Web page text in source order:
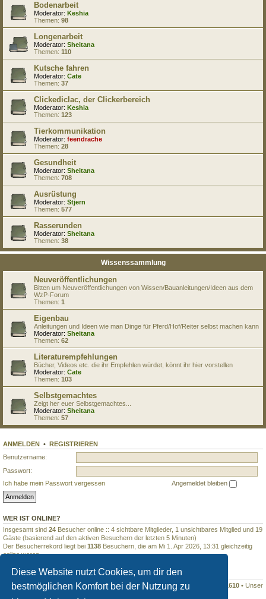
Diese Website nutzt Cookies, um dir den
bestmöglichen Komfort bei der Nutzung zu
Bodenarbeit
Moderator: Keshia
Themen: 98
Longenarbeit
Moderator: Sheitana
Themen: 110
Kutsche fahren
Moderator: Cate
Themen: 37
Clickediclac, der Clickerbereich
Moderator: Keshia
Themen: 123
Tierkommunikation
Moderator: feendrache
Themen: 28
Gesundheit
Moderator: Sheitana
Themen: 708
Ausrüstung
Moderator: Stjern
Themen: 577
Rasserunden
Moderator: Sheitana
Themen: 38
Wissenssammlung
Neuveröffentlichungen
Bitten um Neuveröffentlichungen von Wissen/Bauanleitungen/Ideen aus dem
WzP-Forum
Themen: 1
Eigenbau
Anleitungen und Ideen wie man Dinge für Pferd/Hof/Reiter selbst machen kann
Moderator: Sheitana
Themen: 62
Literaturempfehlungen
Bücher, Videos etc. die ihr Empfehlen würdet, könnt ihr hier vorstellen
Moderator: Cate
Themen: 103
Selbstgemachtes
Zeigt her euer Selbstgemachtes...
Moderator: Sheitana
Themen: 57
ANMELDEN • REGISTRIEREN
Benutzername:
Passwort:
Ich habe mein Passwort vergessen
Angemeldet bleiben
WER IST ONLINE?
Insgesamt sind 24 Besucher online :: 4 sichtbare Mitglieder, 1 unsichtbares Mitglied und 19
Gäste (basierend auf den aktiven Besuchern der letzten 5 Minuten)
Der Besucherrekord liegt bei 1138 Besuchern, die am Mi 1. Apr 2026, 13:31 gleichzeitig
online waren.
STATISTIK
Beiträge insgesamt899332• Themen insgesamt7620• Mitglieder insgesamt 1610 • Unser
neuestes Mitglied: